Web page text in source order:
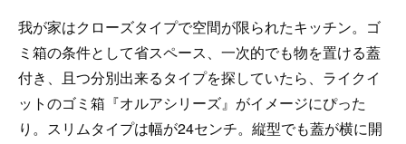
我が家はクローズタイプで空間が限られたキッチン。ゴ
ミ箱の条件として省スペース、一次的でも物を置ける蓋
付き、且つ分別出来るタイプを探していたら、ライクイ
ットのゴミ箱『オルアシリーズ』がイメージにぴった
り。スリムタイプは幅が24センチ。縦型でも蓋が横に開